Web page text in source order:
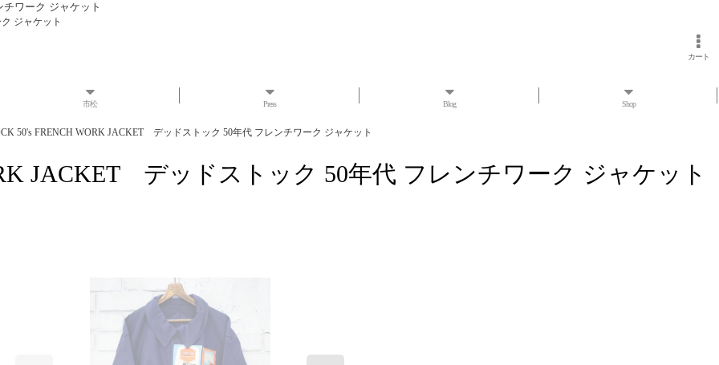
ワーク ジャケット
ジャケット
カート
市松 Press Blog Shop
50's FRENCH WORK JACKET デッドストック 50年代 フレンチワーク ジャケット
JACKET デッドストック 50年代 フレンチワーク ジャケット